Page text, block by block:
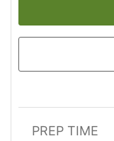
PREP TIME